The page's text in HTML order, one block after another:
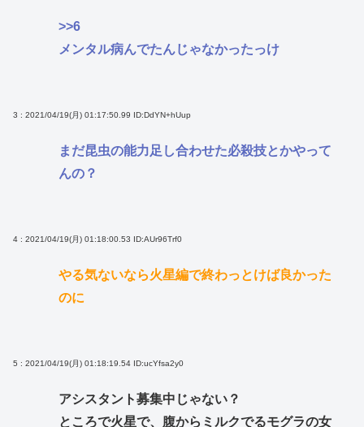
>>6
メンタル病んでたんじゃなかったっけ
3 : 2021/04/19(月) 01:17:50.99 ID:DdYN+hUup
まだ昆虫の能力足し合わせた必殺技とかやって
んの？
4 : 2021/04/19(月) 01:18:00.53 ID:AUr96Trf0
やる気ないなら火星編で終わっとけば良かった
のに
5 : 2021/04/19(月) 01:18:19.54 ID:ucYfsa2y0
アシスタント募集中じゃない？
ところで火星で、腹からミルクでるモグラの女